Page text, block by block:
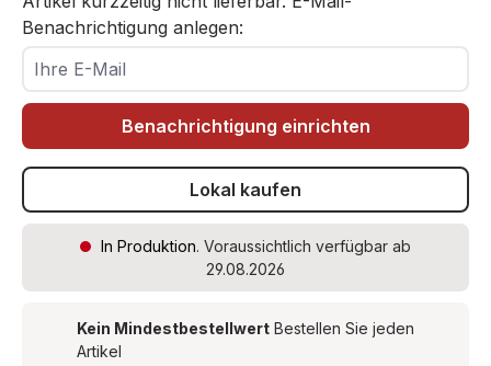
Benachrichtigung anlegen:
Ihre E-Mail
Benachrichtigung einrichten
Lokal kaufen
In Produktion. Voraussichtlich verfügbar ab
29.08.2026
Kein Mindestbestellwert Bestellen Sie jeden
Artikel